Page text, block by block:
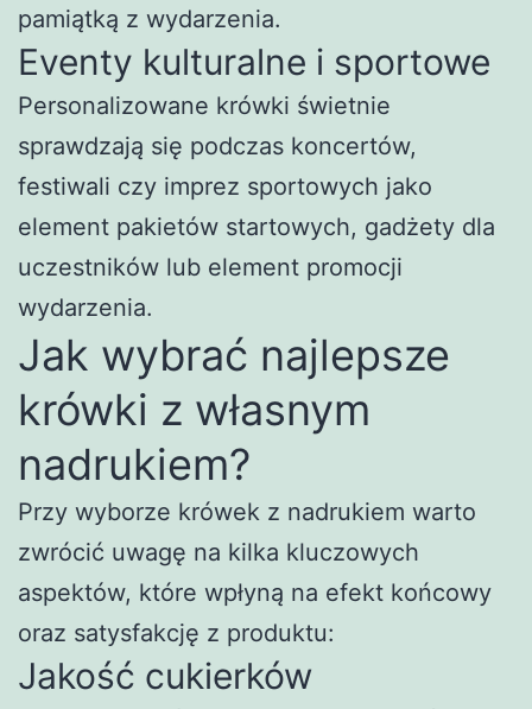
pamiątką z wydarzenia.
Eventy kulturalne i sportowe
Personalizowane krówki świetnie
sprawdzają się podczas koncertów,
festiwali czy imprez sportowych jako
element pakietów startowych, gadżety dla
uczestników lub element promocji
wydarzenia.
Jak wybrać najlepsze
krówki z własnym
nadrukiem?
Przy wyborze krówek z nadrukiem warto
zwrócić uwagę na kilka kluczowych
aspektów, które wpłyną na efekt końcowy
oraz satysfakcję z produktu:
Jakość cukierków